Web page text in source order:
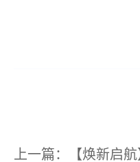
上一篇：【焕新启